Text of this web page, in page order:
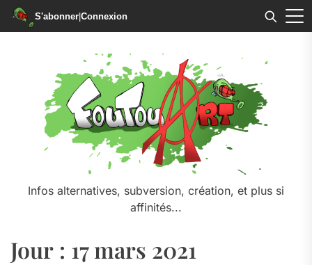
S'abonner|Connexion
Infos alternatives, subversion, création, et plus si
affinités...
Jour : 17 mars 2021